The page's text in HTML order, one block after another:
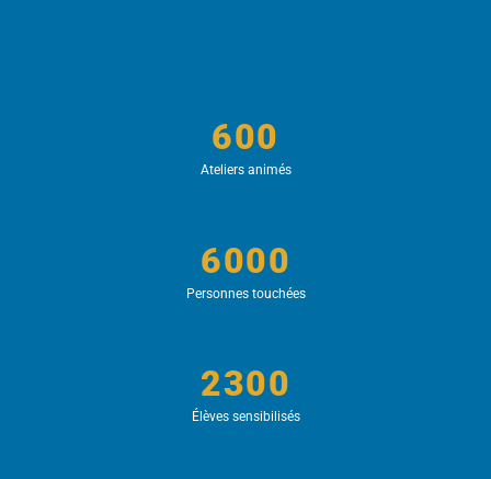
Ateliers animés
600
Personnes touchées
6000
Élèves sensibilisés
2300